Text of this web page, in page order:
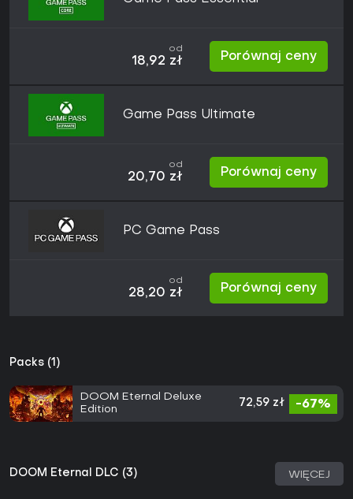
od
18,92 zł Porównaj ceny
Game Pass Ultimate
od
20,70 zł Porównaj ceny
PC Game Pass
od
28,20 zł Porównaj ceny
Packs (1)
DOOM Eternal Deluxe
Edition
72,59 zł -67%
DOOM Eternal DLC (3) WIĘCEJ